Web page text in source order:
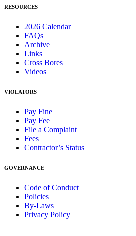
RESOURCES
2026 Calendar
FAQs
Archive
Links
Cross Bores
Videos
VIOLATORS
Pay Fine
Pay Fee
File a Complaint
Fees
Contractor’s Status
GOVERNANCE
Code of Conduct
Policies
By-Laws
Privacy Policy